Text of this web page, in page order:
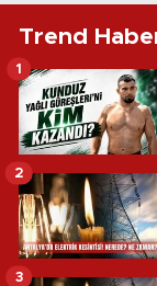
Trend
1
2
3